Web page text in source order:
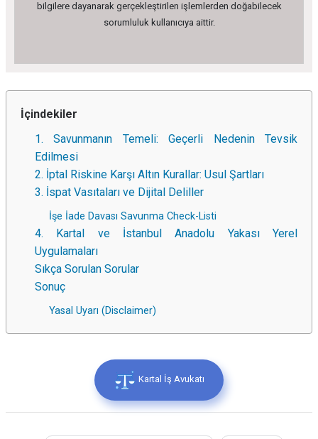
bilgilere dayanarak gerçekleştirilen işlemlerden doğabilecek
sorumluluk kullanıcıya aittir.
İçindekiler
1. Savunmanın Temeli: Geçerli Nedenin Tevsik
Edilmesi
2. İptal Riskine Karşı Altın Kurallar: Usul Şartları
3. İspat Vasıtaları ve Dijital Deliller
İşe İade Davası Savunma Check-Listi
4. Kartal ve İstanbul Anadolu Yakası Yerel
Uygulamaları
Sıkça Sorulan Sorular
Sonuç
Yasal Uyarı (Disclaimer)
Kartal İş Avukatı